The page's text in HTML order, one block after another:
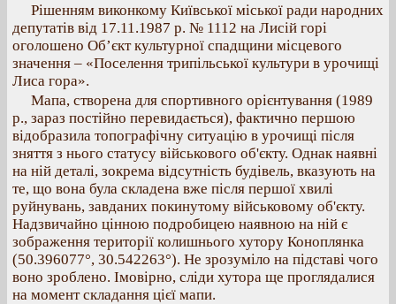
Рішенням виконкому Київської міської ради народних
депутатів від 17.11.1987 р. № 1112 на Лисій горі
оголошено Об’єкт культурної спадщини місцевого
значення – «Поселення трипільської культури в урочищі
Лиса гора».
Мапа, створена для спортивного орієнтування (1989
р., зараз постійно перевидається), фактично першою
відобразила топографічну ситуацію в урочищі після
зняття з нього статусу військового об'єкту. Однак наявні
на ній деталі, зокрема відсутність будівель, вказують на
те, що вона була складена вже після першої хвилі
руйнувань, завданих покинутому військовому об'єкту.
Надзвичайно цінною подробицею наявною на ній є
зображення території колишнього хутору Коноплянка
(50.396077°, 30.542263°). Не зрозуміло на підставі чого
воно зроблено. Імовірно, сліди хутора ще проглядалися
на момент складання цієї мапи.